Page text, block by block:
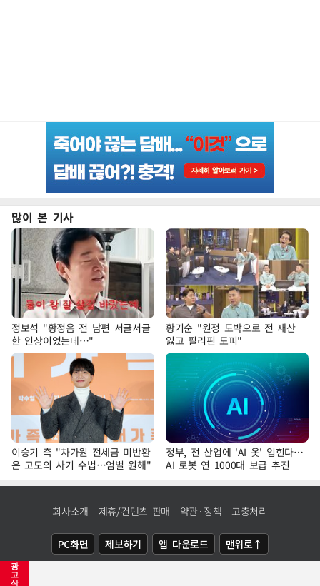
광
고
삭
많이 본 기사
정보석 "황정음 전 남편 서글서글
한 인상이었는데…"
황기순 "원정 도박으로 전 재산
잃고 필리핀 도피"
이승기 측 "차가원 전세금 미반환
은 고도의 사기 수법…엄벌 원해"
정부, 전 산업에 'AI 옷' 입힌다…
AI 로봇 연 1000대 보급 추진
회사소개 제휴/컨텐츠 판매 약관·정책 고충처리
PC화면 제보하기 앱 다운로드 맨위로↑